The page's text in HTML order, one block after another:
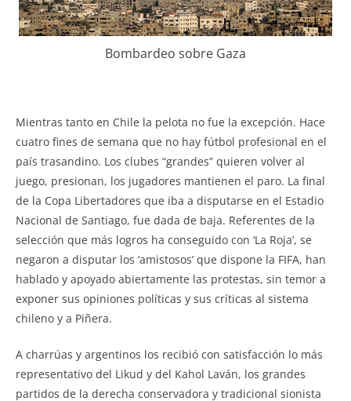
Bombardeo sobre Gaza
Mientras tanto en Chile la pelota no fue la excepción. Hace
cuatro fines de semana que no hay fútbol profesional en el
país trasandino. Los clubes “grandes” quieren volver al
juego, presionan, los jugadores mantienen el paro. La final
de la Copa Libertadores que iba a disputarse en el Estadio
Nacional de Santiago, fue dada de baja. Referentes de la
selección que más logros ha conseguido con ‘La Roja’, se
negaron a disputar los ‘amistosos’ que dispone la FIFA, han
hablado y apoyado abiertamente las protestas, sin temor a
exponer sus opiniones políticas y sus críticas al sistema
chileno y a Piñera.
A charrúas y argentinos los recibió con satisfacción lo más
representativo del Likud y del Kahol Laván, los grandes
partidos de la derecha conservadora y tradicional sionista